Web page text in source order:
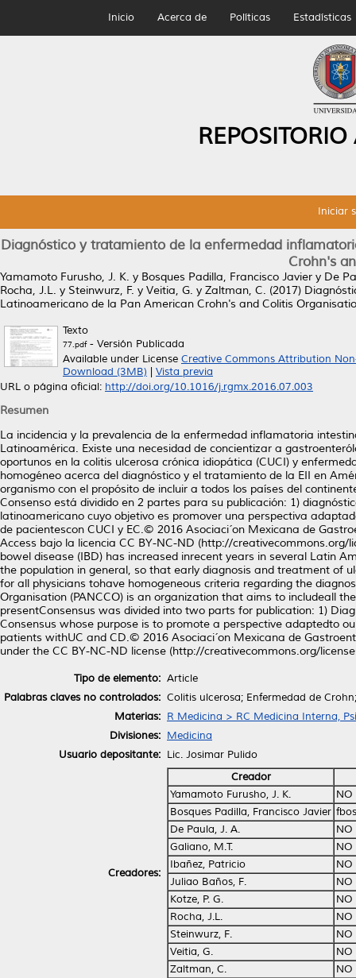
Inicio Acerca de Políticas Estadísticas
Iniciar
Diagnóstico y tratamiento de la enfermedad
Crohn's
Yamamoto Furusho, J. K. y Bosques Padilla, Francisco Javier y De
Rocha, J.L. y Steinwurz, F. y Veitia, G. y Zaltman, C. (2017)
Latinoamericano de la Pan American Crohn's and Colitis
Texto
77.pdf- Versión Publicada
Available under License Creative Commons Attribution
Download (3MB)
Vista previa
URL o página oficial: http://doi.org/10.1016/j.rgmx.2016.07.003
Resumen
La incidencia y la prevalencia de la enfermedad inflamatoria
Latinoamérica. Existe una necesidad de concientizar a
oportunos en la colitis ulcerosa crónica idiopática (CUCI) y
homogéneo acerca del diagnóstico y el tratamiento de la EII en
organismo con el propósito de incluir a todos los países del
Consenso está dividido en 2 partes para su publicación: 1)
latinoamericano cuyo objetivo es promover una perspectiva
de pacientescon CUCI y EC.© 2016 Asociaci´on Mexicana de
Access bajo la licencia CC BY-NC-ND (http://
bowel disease (IBD) has increased inrecent years in several Latin
the population in general, so that early diagnosis and treatment of
for all physicians tohave homogeneous criteria regarding the
Organisation (PANCCO) is an organization that aims to includeall
presentConsensus was divided into two parts for publication: 1)
Consensus whose purpose is to promote a perspective adaptedto
patients withUC and CD.© 2016 Asociaci´on Mexicana de
under the CC BY-NC-ND license (http://creativecommons.org/
Tipo de elemento: Article
Palabras claves no controlados: Colitis ulcerosa; Enfermedad de
Materias: R Medicina > RC Medicina Interna,
Divisiones: Medicina
Usuario depositante: Lic. Josimar Pulido
Creadores:
Creador
Yamamoto Furusho, J. K.
NO
Bosques Padilla, Francisco Javier
De Paula, J. A.
NO
Galiano, M.T.
NO
Ibañez, Patricio
NO
Juliao Baños, F.
NO
Kotze, P. G.
NO
Rocha, J.L.
NO
Steinwurz, F.
NO
Veitia, G.
NO
Zaltman, C.
NO